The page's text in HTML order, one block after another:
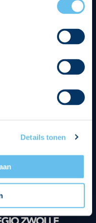
kunt je toestemming
pagina.
Details tonen